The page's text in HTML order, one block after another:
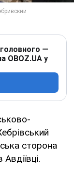
—
OBOZ.UA у
сторона